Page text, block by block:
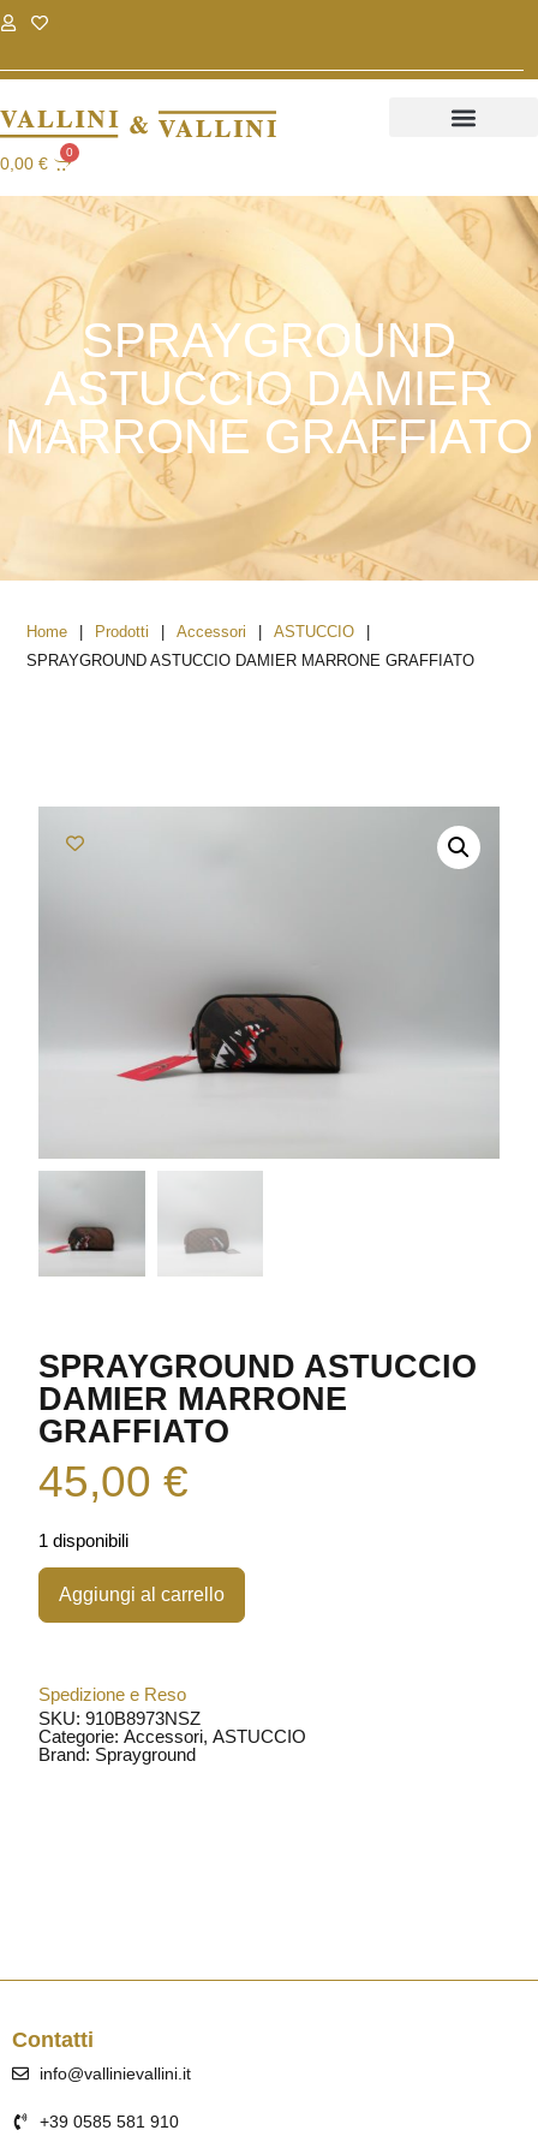
0,00 €
0
SPRAYGROUND
ASTUCCIO DAMIER
MARRONE GRAFFIATO
Home | Prodotti | Accessori | ASTUCCIO
|
SPRAYGROUND ASTUCCIO DAMIER MARRONE GRAFFIATO
SPRAYGROUND ASTUCCIO
DAMIER MARRONE
GRAFFIATO
45,00€
1 disponibili
Aggiungi al carrello
Spedizione e Reso
SKU: 910B8973NSZ
Categorie:Accessori,ASTUCCIO
Brand: Sprayground
Contatti
info@vallinievallini.it
+39 0585 581 910